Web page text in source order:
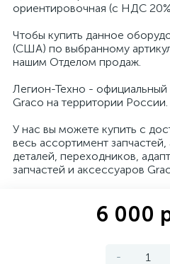
ориентировочная (с НДС
Чтобы купить данное
(США) по выбранному
нашим Отделом продаж.
Легион-Техно -
Graco на территории России.
У нас вы можете купить с
весь ассортимент
деталей, переходников,
запчастей и аксессуаров
6 000
-